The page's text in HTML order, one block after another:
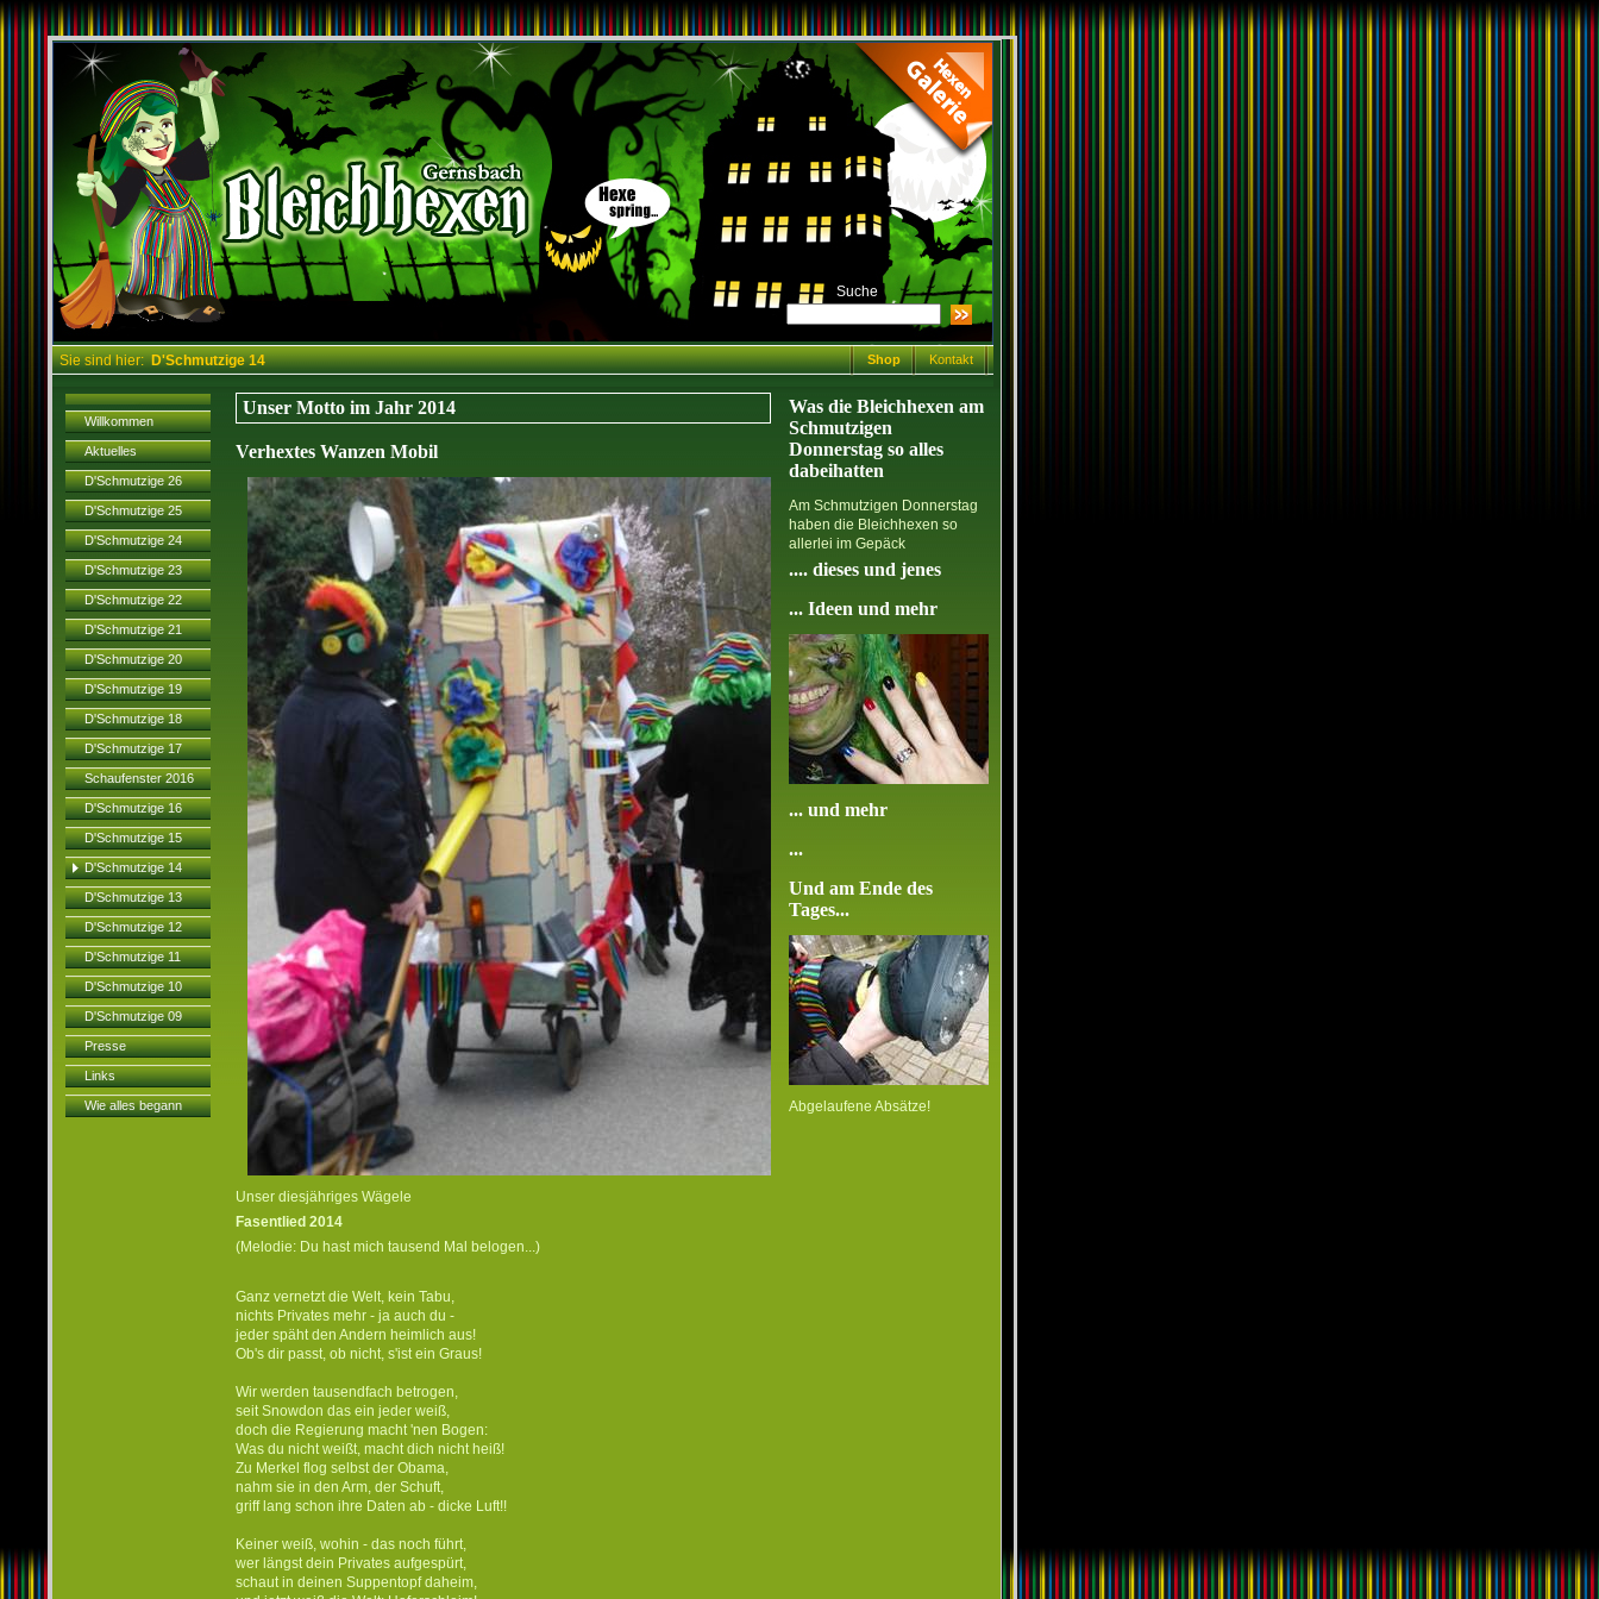
Suche
Sie sind hier:D'Schmutzige 14 Shop Kontakt
Willkommen
Aktuelles
D'Schmutzige 26
D'Schmutzige 25
D'Schmutzige 24
D'Schmutzige 23
D'Schmutzige 22
D'Schmutzige 21
D'Schmutzige 20
D'Schmutzige 19
D'Schmutzige 18
D'Schmutzige 17
Schaufenster 2016
D'Schmutzige 16
D'Schmutzige 15
D'Schmutzige 14
D'Schmutzige 13
D'Schmutzige 12
D'Schmutzige 11
D'Schmutzige 10
D'Schmutzige 09
Presse
Links
Wie alles begann
Unser Motto im Jahr 2014
Verhextes Wanzen Mobil
Unser diesjähriges Wägele
Fasentlied 2014
(Melodie: Du hast mich tausend Mal belogen...)
Ganz vernetzt die Welt, kein Tabu,
nichts Privates mehr - ja auch du -
jeder späht den Andern heimlich aus!
Ob's dir passt, ob nicht, s'ist ein Graus!
Wir werden tausendfach betrogen,
seit Snowdon das ein jeder weiß,
doch die Regierung macht 'nen Bogen:
Was du nicht weißt, macht dich nicht heiß!
Zu Merkel flog selbst der Obama,
nahm sie in den Arm, der Schuft,
griff lang schon ihre Daten ab - dicke Luft!!
Keiner weiß, wohin - das noch führt,
wer längst dein Privates aufgespürt,
schaut in deinen Suppentopf daheim,
Was die Bleichhexen am
Schmutzigen
Donnerstag so alles
dabeihatten
Am Schmutzigen Donnerstag
haben die Bleichhexen so
allerlei im Gepäck
.... dieses und jenes
... Ideen und mehr
... und mehr
...
Und am Ende des
Tages...
Abgelaufene Absätze!